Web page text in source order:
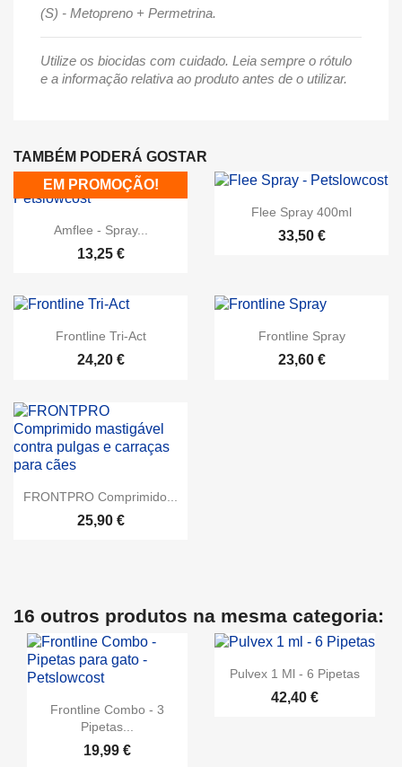
(S) - Metopreno + Permetrina.
Utilize os biocidas com cuidado. Leia sempre o rótulo
e a informação relativa ao produto antes de o utilizar.
TAMBÉM PODERÁ GOSTAR
Amflee - Spray...
13,25 €
EM PROMOÇÃO!
Flee Spray 400ml
33,50 €
Frontline Tri-Act
24,20 €
Frontline Spray
23,60 €
FRONTPRO Comprimido...
25,90 €
16 outros produtos na mesma categoria:
Frontline Combo - 3
Pipetas...
19,99 €
Pulvex 1 Ml - 6 Pipetas
42,40 €